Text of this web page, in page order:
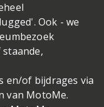
Ook - we
en/of bijdrages via
van MotoMe.